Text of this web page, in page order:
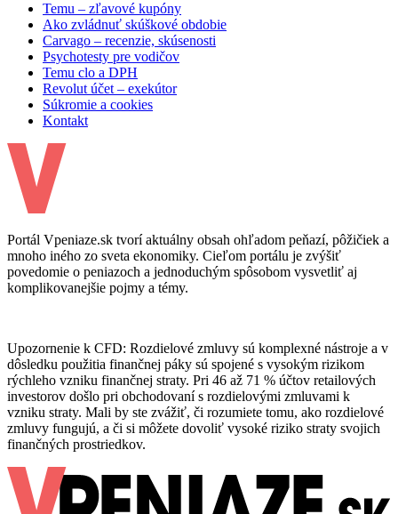
Temu – zľavové kupóny
Ako zvládnuť skúškové obdobie
Carvago – recenzie, skúsenosti
Psychotesty pre vodičov
Temu clo a DPH
Revolut účet – exekútor
Súkromie a cookies
Kontakt
Portál Vpeniaze.sk tvorí aktuálny obsah ohľadom peňazí, pôžičiek a
mnoho iného zo sveta ekonomiky. Cieľom portálu je zvýšiť
povedomie o peniazoch a jednoduchým spôsobom vysvetliť aj
komplikovanejšie pojmy a témy.
Upozornenie k CFD: Rozdielové zmluvy sú komplexné nástroje a v
dôsledku použitia finančnej páky sú spojené s vysokým rizikom
rýchleho vzniku finančnej straty. Pri 46 až 71 % účtov retailových
investorov došlo pri obchodovaní s rozdielovými zmluvami k
vzniku straty. Mali by ste zvážiť, či rozumiete tomu, ako rozdielové
zmluvy fungujú, a či si môžete dovoliť vysoké riziko straty svojich
finančných prostriedkov.